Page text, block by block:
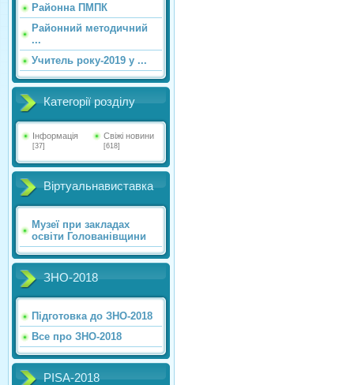
Районна ПМПК
Районний методичний
...
Учитель року-2019 у ...
Категорії розділу
Інформація
[37]
Свіжі новини
[618]
Віртуальнавиставка
Музеї при закладах
освіти Голованівщини
ЗНО-2018
Підготовка до ЗНО-2018
Все про ЗНО-2018
PISA-2018